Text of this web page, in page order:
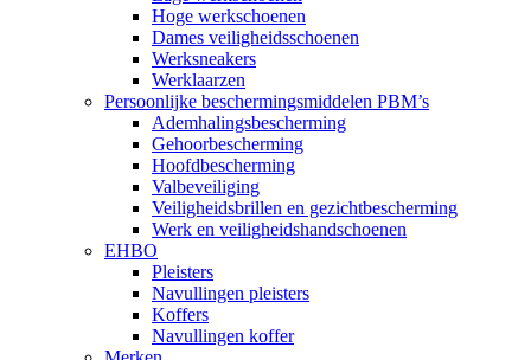
Hoge werkschoenen
Dames veiligheidsschoenen
Werksneakers
Werklaarzen
Persoonlijke beschermingsmiddelen PBM’s
Ademhalingsbescherming
Gehoorbescherming
Hoofdbescherming
Valbeveiliging
Veiligheidsbrillen en gezichtbescherming
Werk en veiligheidshandschoenen
EHBO
Pleisters
Navullingen pleisters
Koffers
Navullingen koffer